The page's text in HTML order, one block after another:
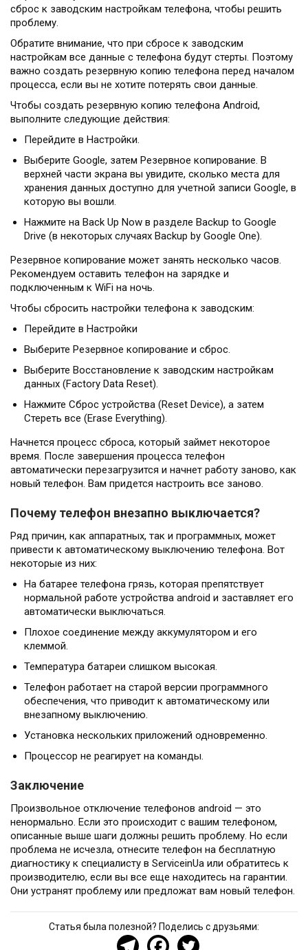
сброс к заводским настройкам телефона, чтобы решить
проблему.
Обратите внимание, что при сбросе к заводским
настройкам все данные с телефона будут стерты. Поэтому
важно создать резервную копию телефона перед началом
процесса, если вы не хотите потерять свои данные.
Чтобы создать резервную копию телефона Android,
выполните следующие действия:
Перейдите в Настройки.
Выберите Google, затем Резервное копирование. В
верхней части экрана вы увидите, сколько места для
хранения данных доступно для учетной записи Google, в
которую вы вошли.
Нажмите на Back Up Now в разделе Backup to Google
Drive (в некоторых случаях Backup by Google One).
Резервное копирование может занять несколько часов.
Рекомендуем оставить телефон на зарядке и
подключенным к WiFi на ночь.
Чтобы сбросить настройки телефона к заводским:
Перейдите в Настройки
Выберите Резервное копирование и сброс.
Выберите Восстановление к заводским настройкам
данных (Factory Data Reset).
Нажмите Сброс устройства (Reset Device), а затем
Стереть все (Erase Everything).
Начнется процесс сброса, который займет некоторое
время. После завершения процесса телефон
автоматически перезагрузится и начнет работу заново, как
новый телефон. Вам придется настроить все заново.
Почему телефон внезапно выключается?
Ряд причин, как аппаратных, так и программных, может
привести к автоматическому выключению телефона. Вот
некоторые из них:
На батарее телефона грязь, которая препятствует
нормальной работе устройства android и заставляет его
автоматически выключаться.
Плохое соединение между аккумулятором и его
клеммой.
Температура батареи слишком высокая.
Телефон работает на старой версии программного
обеспечения, что приводит к автоматическому или
внезапному выключению.
Установка нескольких приложений одновременно.
Процессор не реагирует на команды.
Заключение
Произвольное отключение телефонов android — это
ненормально. Если это происходит с вашим телефоном,
описанные выше шаги должны решить проблему. Но если
проблема не исчезла, отнесите телефон на бесплатную
диагностику к специалисту в ServiceinUa или обратитесь к
производителю, если вы все еще находитесь на гарантии.
Они устранят проблему или предложат вам новый телефон.
Статья была полезной? Поделись с друзьями: